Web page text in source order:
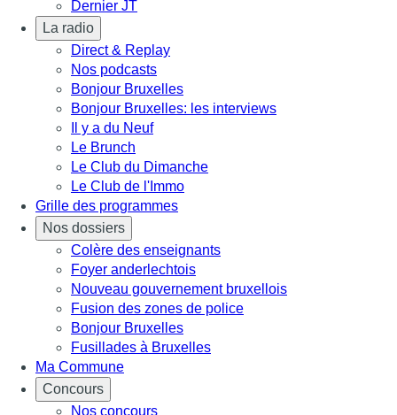
Dernier JT
La radio
Direct & Replay
Nos podcasts
Bonjour Bruxelles
Bonjour Bruxelles: les interviews
Il y a du Neuf
Le Brunch
Le Club du Dimanche
Le Club de l'Immo
Grille des programmes
Nos dossiers
Colère des enseignants
Foyer anderlechtois
Nouveau gouvernement bruxellois
Fusion des zones de police
Bonjour Bruxelles
Fusillades à Bruxelles
Ma Commune
Concours
Nos concours